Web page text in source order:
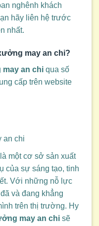
nghênh khách
hãy liên hệ trước
nhất.
may an chi?
an chi qua số
cấp trên website
một cơ sở sản xuất
của sự sáng tạo, tinh
Với những nỗ lực
và đang khẳng
trên thị trường. Hy
may an chi sẽ